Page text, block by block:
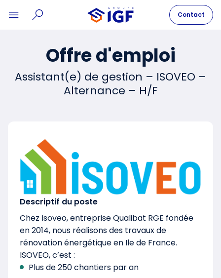
Contact
Offre d'emploi
Assistant(e) de gestion – ISOVEO –
Alternance – H/F
Descriptif du poste
Chez Isoveo, entreprise Qualibat RGE fondée
en 2014, nous réalisons des travaux de
rénovation énergétique en Ile de France.
ISOVEO, c’est :
Plus de 250 chantiers par an